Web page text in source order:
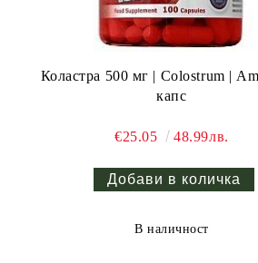
Коластра 500 мг | Colostrum | Amix, 100
капс
€25.05 48.99лв.
В наличност